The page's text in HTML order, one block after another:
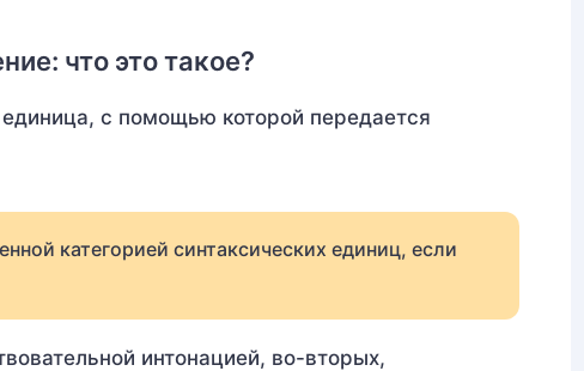
что это такое?
с помощью которой передается
категорией синтаксических единиц, если
интонацией, во-вторых,